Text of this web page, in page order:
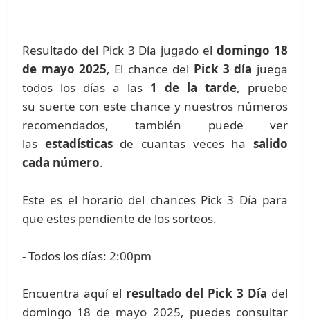
Resultado del Pick 3 Día jugado eldomingo 18
de mayo 2025, El chance del Pick 3 día juega
todos los días a las 1 de la tarde, pruebe
su suerte con este chance y nuestros números
recomendados, también puede ver
las estadísticasde cuantas veces ha salido
cada número.
Este es el horario del chances Pick 3 Día para
que estes pendiente de los sorteos.
- Todos los días: 2:00pm
Encuentra aquí el resultado del Pick 3 Día del
domingo 18 de mayo 2025, puedes consultar